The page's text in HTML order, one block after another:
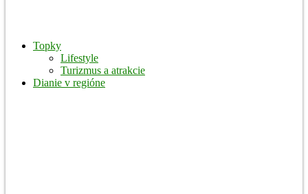
Topky
Lifestyle
Turizmus a atrakcie
Dianie v regióne